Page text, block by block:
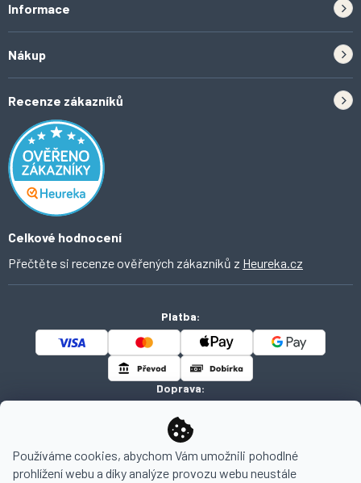
Používáme cookies, abychom Vám umožnili pohodlné
prohlížení webu a díky analýze provozu webu neustále
Informace
Tipy do kuchyně
Inspirace a trendy
Domácí vychytávky
O Ahomi
Nákup
Odstoupení od smlouvy
Obchodní podmínky
Ochrana osobních údajů
Recenze zákazníků
Celkové hodnocení
Přečtěte si recenze ověřených zákazníků z Heureka.cz
Platba:
Doprava:
Copyright 2026AHOMI. Všechna práva vyhrazena.